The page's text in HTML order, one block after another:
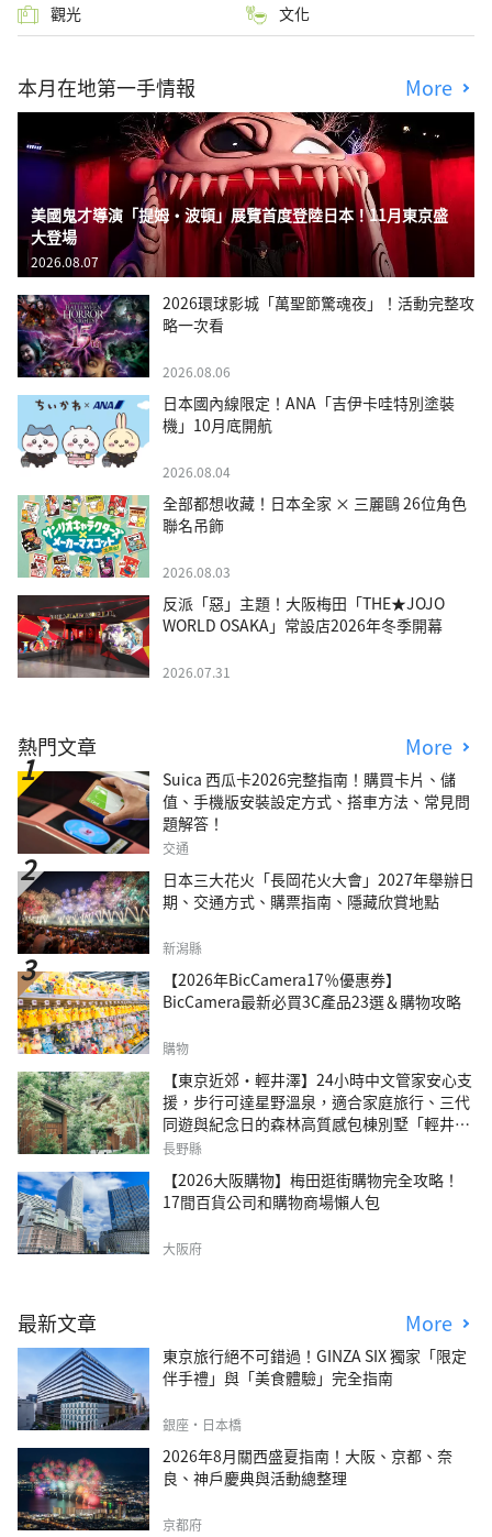
觀光 文化
本月在地第一手情報 More
美國鬼才導演「提姆・波頓」展覽首度登陸日本！11月東京盛
大登場
2026.08.07
2026環球影城「萬聖節驚魂夜」！活動完整攻
略一次看
2026.08.06
日本國內線限定！ANA「吉伊卡哇特別塗裝
機」10月底開航
2026.08.04
全部都想收藏！日本全家 × 三麗鷗 26位角色
聯名吊飾
2026.08.03
反派「惡」主題！大阪梅田「THE★JOJO
WORLD OSAKA」常設店2026年冬季開幕
2026.07.31
熱門文章 More
Suica 西瓜卡2026完整指南！購買卡片、儲
值、手機版安裝設定方式、搭車方法、常見問
題解答！
交通
日本三大花火「長岡花火大會」2027年舉辦日
期、交通方式、購票指南、隱藏欣賞地點
新潟縣
【2026年BicCamera17％優惠券】
BicCamera最新必買3C產品23選＆購物攻略
購物
【東京近郊・輕井澤】24小時中文管家安心支
援，步行可達星野溫泉，適合家庭旅行、三代
同遊與紀念日的森林高質感包棟別墅「輕井澤
森四季VILLA」
長野縣
【2026大阪購物】梅田逛街購物完全攻略！
17間百貨公司和購物商場懶人包
大阪府
最新文章 More
東京旅行絕不可錯過！GINZA SIX 獨家「限定
伴手禮」與「美食體驗」完全指南
銀座・日本橋
2026年8月關西盛夏指南！大阪、京都、奈
良、神戶慶典與活動總整理
京都府